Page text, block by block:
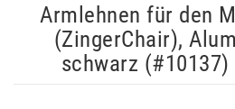
Armlehnen für den
(ZingerChair),
schwarz (#10137)